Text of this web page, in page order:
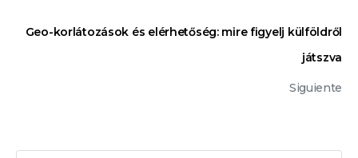
Geo-korlátozások és elérhetőség: mire figyelj külföldről
játszva
Siguiente